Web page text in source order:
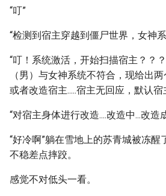
“叮”
“检测到宿主穿越到僵尸世界，女神
“叮！系统激活，开始扫描宿主？？
（男）与女神系统不符合，现给出
或者改造宿主.....宿主无回应，默认
“对宿主身体进行改造....改造中...改造
“好冷啊”躺在雪地上的苏青城被冻醒
不稳差点摔跤。
感觉不对低头一看。